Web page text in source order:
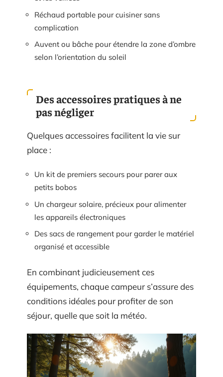
Réchaud portable pour cuisiner sans
complication
Auvent ou bâche pour étendre la zone d’ombre
selon l’orientation du soleil
Des accessoires pratiques à ne
pas négliger
Quelques accessoires facilitent la vie sur
place :
Un kit de premiers secours pour parer aux
petits bobos
Un chargeur solaire, précieux pour alimenter
les appareils électroniques
Des sacs de rangement pour garder le matériel
organisé et accessible
En combinant judicieusement ces
équipements, chaque campeur s’assure des
conditions idéales pour profiter de son
séjour, quelle que soit la météo.